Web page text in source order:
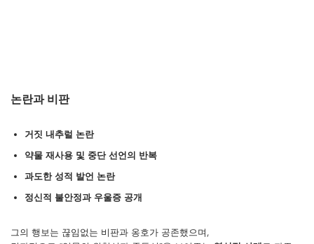
논란과 비판
거짓 내추럴 논란
약물 재사용 및 중단 선언의 반복
과도한 성적 발언 논란
정신적 불안정과 우울증 공개
그의 행보는 끊임없는 비판과 옹호가 공존했으며,